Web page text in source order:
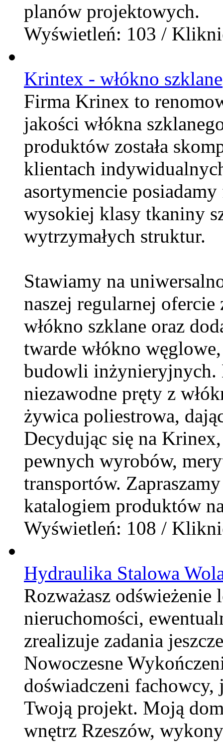
planów projektowych.
Wyświetleń: 103 /
Krintex - włókno szklane
Firma Krinex to
jakości włókna
produktów została
klientach
asortymencie
wysokiej klasy tkaniny
wytrzymałych struktur.
Stawiamy na
naszej regularnej ofercie
włókno szklane oraz
twarde włókno
budowli inżynieryjnych.
niezawodne pręty z
żywica poliestrowa,
Decydując się na
pewnych wyrobów,
transportów.
katalogiem produktów
Wyświetleń: 108 /
Hydraulika Stalowa
Rozważasz
nieruchomości,
zrealizuje zadania
Nowoczesne
doświadczeni fachowcy,
Twoją projekt. Moją
wnętrz Rzeszów,